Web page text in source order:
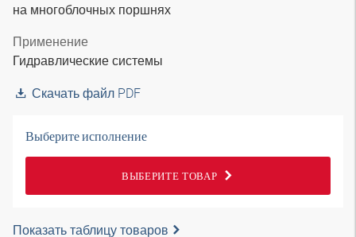
на многоблочных поршнях
Применение
Гидравлические системы
Скачать файл PDF
Выберите исполнение
ВЫБЕРИТЕ ТОВАР
Показать таблицу товаров